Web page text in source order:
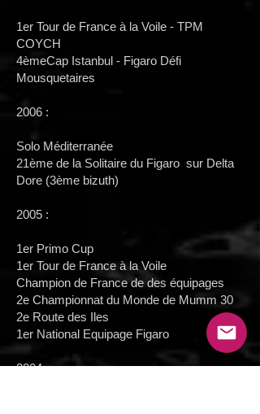
1er Tour de France à la Voile - TPM
COYCH
4èmeCap Istanbul - Figaro Défi
Mousquetaires
2006 :
Solo Méditerranée
21ème de la Solitaire du Figaro sur Delta
Dore (3ème bizuth)
2005 :
1er Primo Cup
1er Tour de France à la Voile
Champion de France de des équipages
2e Championnat du Monde de Mumm 30
2e Route des Iles
1er National Equipage Figaro
2004 :